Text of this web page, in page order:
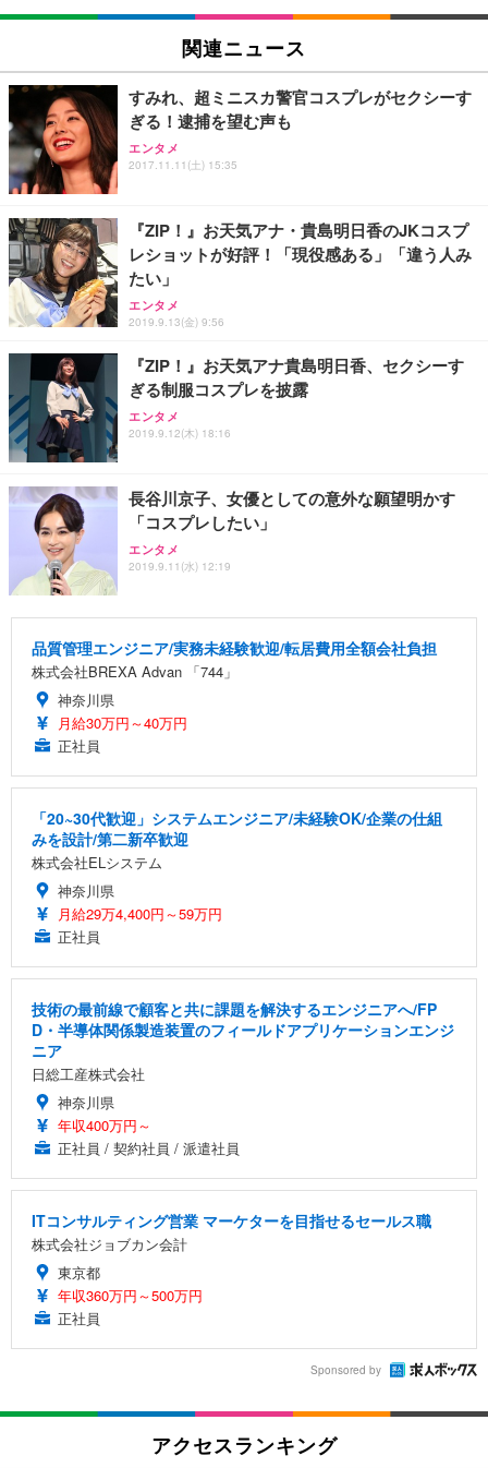
関連ニュース
すみれ、超ミニスカ警官コスプレがセクシーす
ぎる！逮捕を望む声も
エンタメ
2017.11.11(土) 15:35
『ZIP！』お天気アナ・貴島明日香のJKコスプ
レショットが好評！「現役感ある」「違う人み
たい」
エンタメ
2019.9.13(金) 9:56
『ZIP！』お天気アナ貴島明日香、セクシーす
ぎる制服コスプレを披露
エンタメ
2019.9.12(木) 18:16
長谷川京子、女優としての意外な願望明かす
「コスプレしたい」
エンタメ
2019.9.11(水) 12:19
品質管理エンジニア/実務未経験歓迎/転居費用全額会社負担
株式会社BREXA Advan 「744」
神奈川県
月給30万円～40万円
正社員
「20~30代歓迎」システムエンジニア/未経験OK/企業の仕組
みを設計/第二新卒歓迎
株式会社ELシステム
神奈川県
月給29万4,400円～59万円
正社員
技術の最前線で顧客と共に課題を解決するエンジニアへ/FP
D・半導体関係製造装置のフィールドアプリケーションエンジ
ニア
日総工産株式会社
神奈川県
年収400万円～
正社員 / 契約社員 / 派遣社員
ITコンサルティング営業 マーケターを目指せるセールス職
株式会社ジョブカン会計
東京都
年収360万円～500万円
正社員
Sponsored by
アクセスランキング